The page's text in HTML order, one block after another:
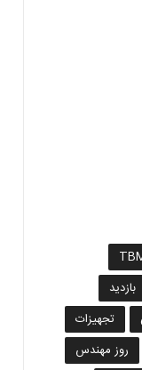
بازدید
تجهیزات
روز مهندس